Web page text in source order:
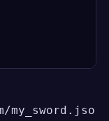
my_sword.jso